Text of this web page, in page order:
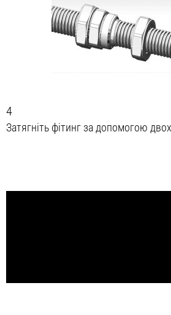
4
Затягніть фітинг за допомогою